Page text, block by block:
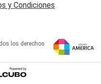
y Condiciones
los derechos